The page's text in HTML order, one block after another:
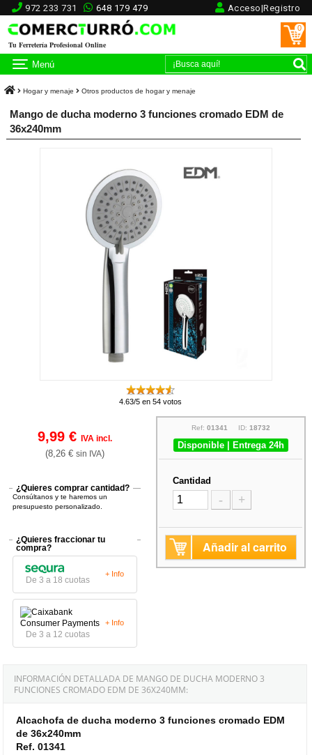
972 233 731 648 179 479 Acceso|Registro
Tu Ferretería Profesional Online
0
Menú
Hogar y menaje Otros productos de hogar y menaje
Mango de ducha moderno 3 funciones cromado EDM de
36x240mm
4.63/5 en 54 votos
9,99 €IVA incl.
(8,26 €sin IVA)
¿Quieres comprar cantidad?
Consúltanos y te haremos un
presupuesto personalizado.
¿Quieres fraccionar tu
compra?
De 3 a 18 cuotas
+ Info
De 3 a 12 cuotas
+ Info
Ref: 01341 ID: 18732
Disponible | Entrega 24h
Cantidad
- +
Añadir al carrito
INFORMACIÓN DETALLADA DE MANGO DE DUCHA MODERNO 3
FUNCIONES CROMADO EDM DE 36X240MM:
Alcachofa de ducha moderno 3 funciones cromado EDM
de 36x240mm
Ref. 01341